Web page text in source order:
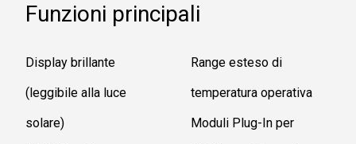
Funzioni principali
Display brillante
(leggibile alla luce
solare)
Range esteso di
temperatura operativa
Moduli Plug-In per